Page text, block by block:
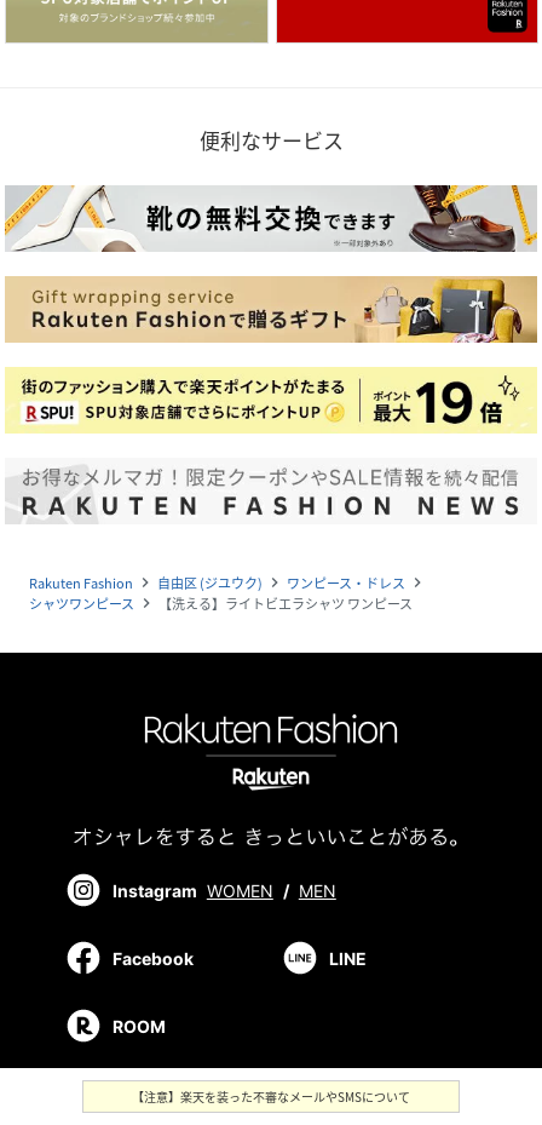
便利なサービス
Rakuten Fashion navigate_next 自由区 (ジユウク) navigate_next ワンピース・ドレス navigate_next
シャツワンピース navigate_next 【洗える】ライトビエラシャツ ワンピース
Instagram WOMEN / MEN
Facebook LINE
ROOM
【注意】楽天を装った不審なメールやSMSについて